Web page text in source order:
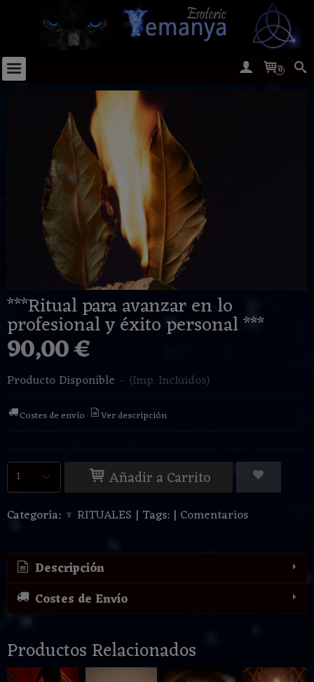
0
***Ritual para avanzar en lo
profesional y éxito personal ***
90,00 €
Producto Disponible - (Imp. Incluidos)
Costes de envío Ver descripción
Añadir a Carrito
Categoría: ♆ RITUALES | Tags: | Comentarios
Descripción
Costes de Envío
Productos Relacionados